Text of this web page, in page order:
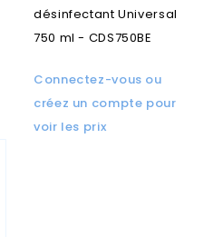
désinfectant Universal
750 ml - CDS750BE
Connectez-vous ou
créez un compte pour
voir les prix